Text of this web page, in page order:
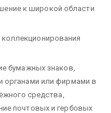
к широкой области
бумажных знаков,
органами или фирмами в
средства,
почтовых и гербовых